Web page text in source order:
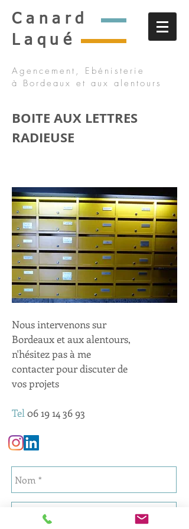
Canard
Laqué
Agencement, Ebénisterie
à Bordeaux et aux alentours
BOITE AUX LETTRES
RADIEUSE
Nous intervenons sur
Bordeaux et aux alentours,
n'hésitez pas à me
contacter pour discuter de
vos projets
Tel 06 19 14 36 93